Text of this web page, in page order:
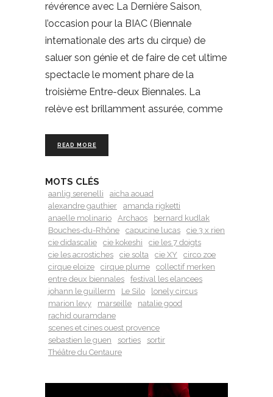
révérence avec La Dernière Saison,
l’occasion pour la BIAC (Biennale
internationale des arts du cirque) de
saluer son génie et de faire de cet ultime
spectacle le moment phare de la
troisième Entre-deux Biennales. La
relève est brillamment assurée, comme
READ MORE
MOTS CLÉS
aanlig serenelli
aicha aouad
alexandre gauthier
amanda rigketti
anaelle molinario
Archaos
bernard kudlak
Bouches-du-Rhône
capucine lucas
cie 3 x rien
cie didascalie
cie kokeshi
cie les 7 doigts
cie les acrostiches
cie solta cie XY
circo zoe
cirque eloize
cirque plume
collectif merken
entre deux biennales
festival les elancees
johann le guillerm
Le Silo
lonely circus
marion levy
marseille
natalie good
rachid ouramdane
scenes et cines ouest provence
sebastien le guen
sorties
sortir
Théâtre du Centaure